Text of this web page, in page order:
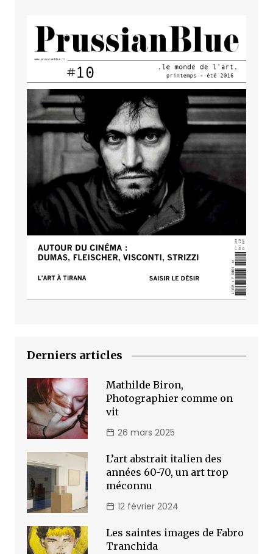
Derniers articles
Mathilde Biron,
Photographier comme on
vit
26 mars 2025
L’art abstrait italien des
années 60-70, un art trop
méconnu
12 février 2024
Les saintes images de Fabro
Tranchida